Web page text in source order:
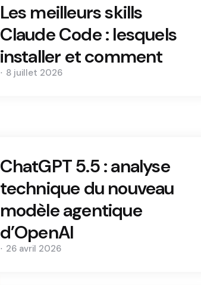
Les meilleurs skills
Claude Code : lesquels
installer et comment
8 juillet 2026
ChatGPT 5.5 : analyse
technique du nouveau
modèle agentique
d’OpenAI
26 avril 2026